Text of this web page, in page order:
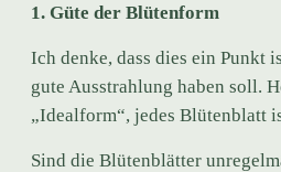
1. Güte der Blütenform
Ich denke, dass dies ein Punkt
gute Ausstrahlung haben soll.
„Idealform“, jedes Blütenblatt
Sind die Blütenblätter